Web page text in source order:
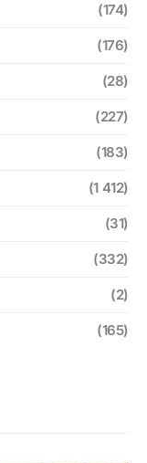
(174)
(176)
(28)
(227)
(183)
(1 412)
(31)
(332)
(2)
(165)